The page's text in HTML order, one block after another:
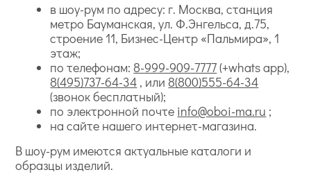
в шоу-рум по адресу: г. Москва, станция
метро Бауманская, ул. Ф.Энгельса, д.75,
строение 11, Бизнес-Центр «Пальмира», 1
этаж;
по телефонам: 8-999-909-7777(+whats app),
8(495)737-64-34 , или 8(800)555-64-34
(звонок бесплатный);
по электронной почте info@oboi-ma.ru ;
на сайте нашего интернет-магазина.
В шоу-рум имеются актуальные каталоги и
образцы изделий.